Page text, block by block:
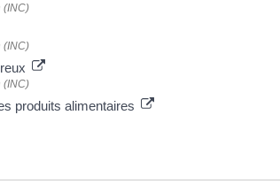
(INC)
(INC)
(INC)
produits alimentaires